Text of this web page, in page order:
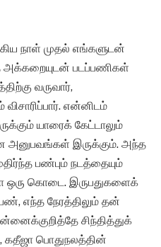
நாள் முதல் எங்களுடன்
அக்கறையுடன் படப்பணிகள்
வருவார்,
விசாரிப்பார். என்னிடம்
யாரைக் கேட்டாலும்
அனுபவங்கள் இருக்கும். அந்த
பண்பும் நடத்தையும்
கொடை. இருபதுகளைக்
எந்த நேரத்திலும் தன்
சிந்தித்துக்
கதீஜா பொதுநலத்தின்